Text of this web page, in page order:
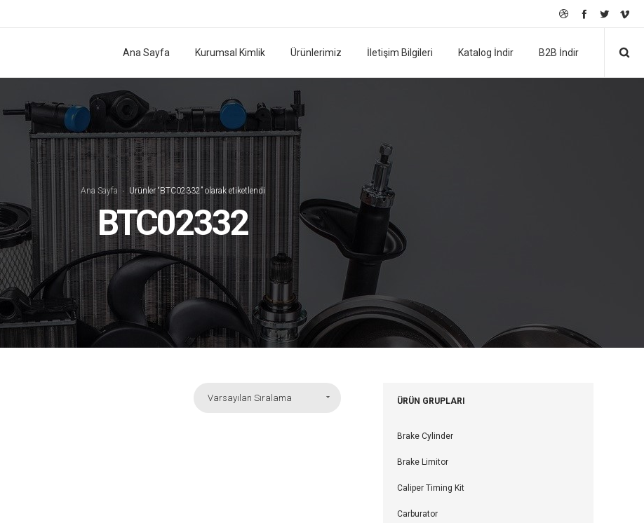
Ana Sayfa Kurumsal Kimlik Ürünlerimiz İletişim Bilgileri Katalog İndir B2B İndir
Ana Sayfa Ürünler “BTC02332” olarak etiketlendi
BTC02332
Varsayılan Sıralama ÜRÜN GRUPLARI
Brake Cylinder
Brake Limitor
Caliper Timing Kit
Carburator